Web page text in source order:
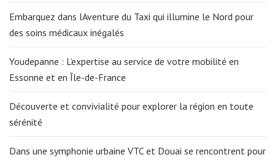
Embarquez dans lAventure du Taxi qui illumine le Nord pour
des soins médicaux inégalés
Youdepanne : L’expertise au service de votre mobilité en
Essonne et en Île-de-France
Découverte et convivialité pour explorer la région en toute
sérénité
Dans une symphonie urbaine VTC et Douai se rencontrent pour